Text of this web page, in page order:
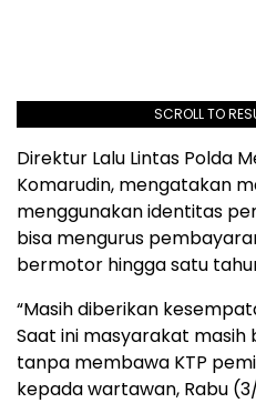
SCROLL TO
Direktur Lalu Lintas Polda
Komarudin, mengatakan
menggunakan identitas
bisa mengurus
bermotor hingga satu
“Masih diberikan
Saat ini masyarakat
tanpa membawa KTP
kepada wartawan, Rabu